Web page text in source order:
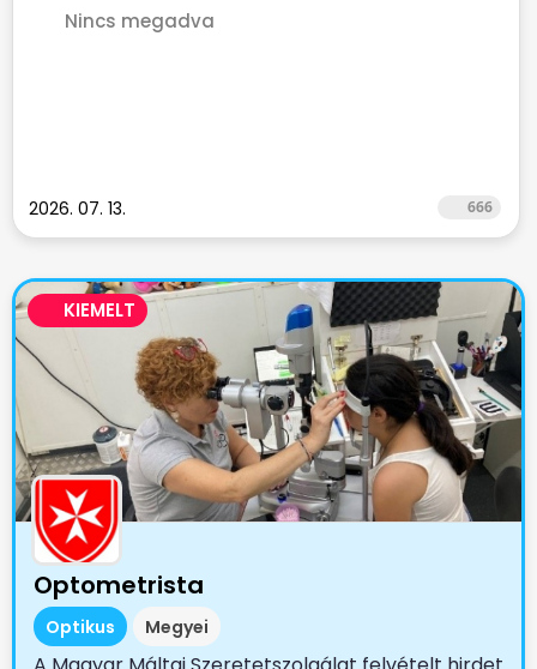
Nincs megadva
2026. 07. 13. 666
KIEMELT
Optometrista
Optikus Megyei